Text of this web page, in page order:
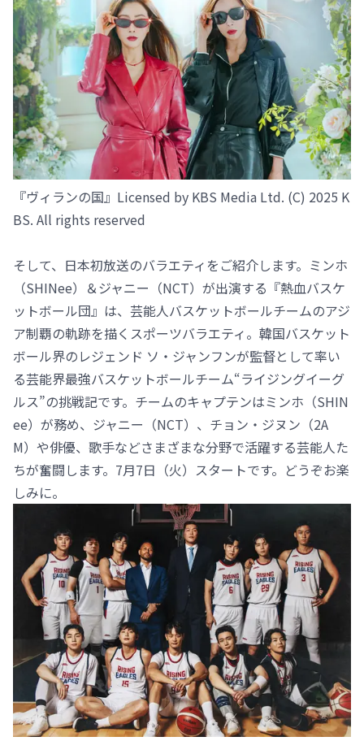
『ヴィランの国』Licensed by KBS Media Ltd. (C) 2025 K
BS. All rights reserved
そして、日本初放送のバラエティをご紹介します。ミンホ
（SHINee）＆ジャニー（NCT）が出演する『熱血バスケ
ットボール団』は、芸能人バスケットボールチームのアジ
ア制覇の軌跡を描くスポーツバラエティ。韓国バスケット
ボール界のレジェンド ソ・ジャンフンが監督として率い
る芸能界最強バスケットボールチーム“ライジングイーグ
ルス”の挑戦記です。チームのキャプテンはミンホ（SHIN
ee）が務め、ジャニー（NCT）、チョン・ジヌン（2A
M）や俳優、歌手などさまざまな分野で活躍する芸能人た
ちが奮闘します。7月7日（火）スタートです。どうぞお楽
しみに。